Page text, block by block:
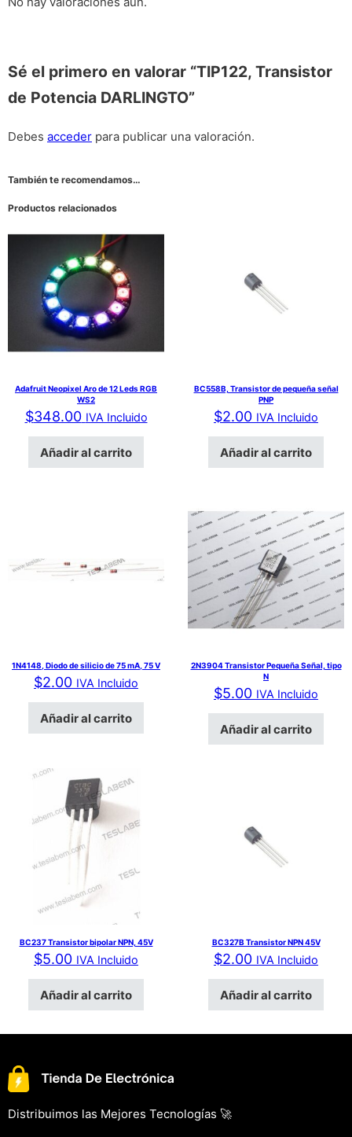
Sé el primero en valorar “TIP122, Transistor
de Potencia DARLINGTO”
Debes acceder para publicar una valoración.
También te recomendamos…
Productos relacionados
Adafruit Neopixel Aro de 12 Leds RGB
WS2
$348.00 IVA Incluido
Añadir al carrito
BC558B, Transistor de pequeña señal
PNP
$2.00 IVA Incluido
Añadir al carrito
1N4148, Diodo de silicio de 75 mA, 75 V
$2.00 IVA Incluido
Añadir al carrito
2N3904 Transistor Pequeña Señal, tipo
N
$5.00 IVA Incluido
Añadir al carrito
BC237 Transistor bipolar NPN, 45V
$5.00 IVA Incluido
Añadir al carrito
BC327B Transistor NPN 45V
$2.00 IVA Incluido
Añadir al carrito
Distribuimos las Mejores Tecnologías 🚀